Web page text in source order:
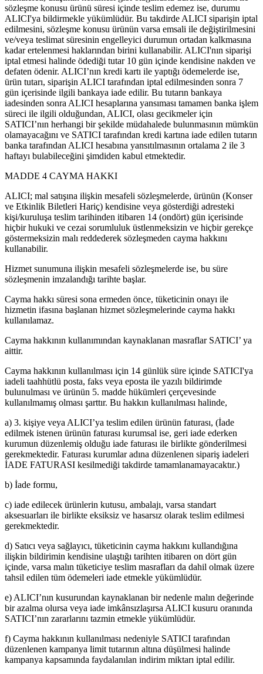
sözleşme konusu ürünü süresi içinde teslim edemez ise, durumu
ALICI'ya bildirmekle yükümlüdür. Bu takdirde ALICI siparişin iptal
edilmesini, sözleşme konusu ürünün varsa emsali ile değiştirilmesini
ve/veya teslimat süresinin engelleyici durumun ortadan kalkmasına
kadar ertelenmesi haklarından birini kullanabilir. ALICI'nın siparişi
iptal etmesi halinde ödediği tutar 10 gün içinde kendisine nakden ve
defaten ödenir. ALICI’nın kredi kartı ile yaptığı ödemelerde ise,
ürün tutarı, siparişin ALICI tarafından iptal edilmesinden sonra 7
gün içerisinde ilgili bankaya iade edilir. Bu tutarın bankaya
iadesinden sonra ALICI hesaplarına yansıması tamamen banka işlem
süreci ile ilgili olduğundan, ALICI, olası gecikmeler için
SATICI’nın herhangi bir şekilde müdahalede bulunmasının mümkün
olamayacağını ve SATICI tarafından kredi kartına iade edilen tutarın
banka tarafından ALICI hesabına yansıtılmasının ortalama 2 ile 3
haftayı bulabileceğini şimdiden kabul etmektedir.
MADDE 4 CAYMA HAKKI
ALICI; mal satışına ilişkin mesafeli sözleşmelerde, ürünün (Konser
ve Etkinlik Biletleri Hariç) kendisine veya gösterdiği adresteki
kişi/kuruluşa teslim tarihinden itibaren 14 (ondört) gün içerisinde
hiçbir hukuki ve cezai sorumluluk üstlenmeksizin ve hiçbir gerekçe
göstermeksizin malı reddederek sözleşmeden cayma hakkını
kullanabilir.
Hizmet sunumuna ilişkin mesafeli sözleşmelerde ise, bu süre
sözleşmenin imzalandığı tarihte başlar.
Cayma hakkı süresi sona ermeden önce, tüketicinin onayı ile
hizmetin ifasına başlanan hizmet sözleşmelerinde cayma hakkı
kullanılamaz.
Cayma hakkının kullanımından kaynaklanan masraflar SATICI’ ya
aittir.
Cayma hakkının kullanılması için 14 günlük süre içinde SATICI'ya
iadeli taahhütlü posta, faks veya eposta ile yazılı bildirimde
bulunulması ve ürünün 5. madde hükümleri çerçevesinde
kullanılmamış olması şarttır. Bu hakkın kullanılması halinde,
a) 3. kişiye veya ALICI’ya teslim edilen ürünün faturası, (İade
edilmek istenen ürünün faturası kurumsal ise, geri iade ederken
kurumun düzenlemiş olduğu iade faturası ile birlikte gönderilmesi
gerekmektedir. Faturası kurumlar adına düzenlenen sipariş iadeleri
İADE FATURASI kesilmediği takdirde tamamlanamayacaktır.)
b) İade formu,
c) iade edilecek ürünlerin kutusu, ambalajı, varsa standart
aksesuarları ile birlikte eksiksiz ve hasarsız olarak teslim edilmesi
gerekmektedir.
d) Satıcı veya sağlayıcı, tüketicinin cayma hakkını kullandığına
ilişkin bildirimin kendisine ulaştığı tarihten itibaren on dört gün
içinde, varsa malın tüketiciye teslim masrafları da dahil olmak üzere
tahsil edilen tüm ödemeleri iade etmekle yükümlüdür.
e) ALICI’nın kusurundan kaynaklanan bir nedenle malın değerinde
bir azalma olursa veya iade imkânsızlaşırsa ALICI kusuru oranında
SATICI’nın zararlarını tazmin etmekle yükümlüdür.
f) Cayma hakkının kullanılması nedeniyle SATICI tarafından
düzenlenen kampanya limit tutarının altına düşülmesi halinde
kampanya kapsamında faydalanılan indirim miktarı iptal edilir.